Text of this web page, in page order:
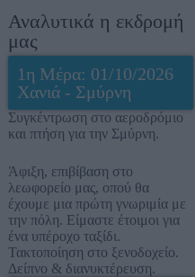
Αναλυτικά η εκδρομή
μας
1η Μέρα: 01/10/2026
Χανιά - Σμύρνη
Συγκέντρωση στο αεροδρόμιο
και πτήση για την Σμύρνη.
Άφιξη, επιβίβαση στο
λεωφορείο μας, οπού θα
έχουμε μια πρώτη γνωριμία με
την πόλη. Είμαστε έτοιμοι για
ένα υπέροχο ταξίδι.
Τακτοποίηση στο ξενοδοχείο.
Δείπνο & διανυκτέρευση.